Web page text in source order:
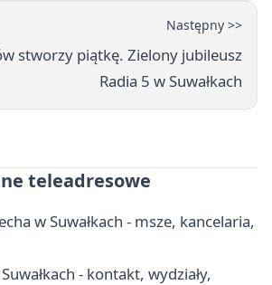
Następny >>
stworzy piątkę. Zielony jubileusz
Radia 5 w Suwałkach
teleadresowe
w Suwałkach - msze, kancelaria,
- kontakt, wydziały,